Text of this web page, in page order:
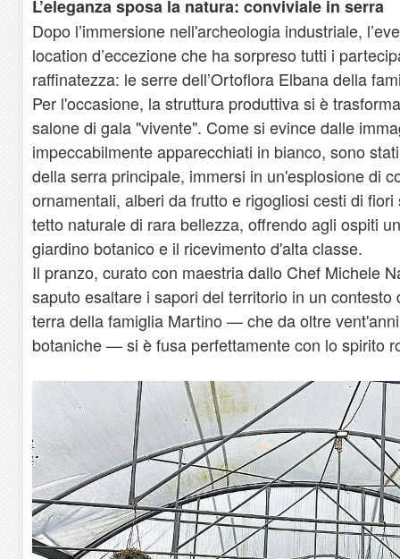
​L’eleganza sposa la natura: conviviale in serra
​Dopo l’immersione nell'archeologia industriale,
location d’eccezione che ha sorpreso tutti i
raffinatezza: le serre dell’Ortoflora Elbana della
​Per l'occasione, la struttura produttiva si è
salone di gala "vivente". Come si evince dalle
impeccabilmente apparecchiati in bianco, sono
della serra principale, immersi in un'esplosione di
ornamentali, alberi da frutto e rigogliosi cesti di
tetto naturale di rara bellezza, offrendo agli ospiti
giardino botanico e il ricevimento d'alta classe.
​Il pranzo, curato con maestria dallo Chef Michele
saputo esaltare i sapori del territorio in un contesto
terra della famiglia Martino — che da oltre
botaniche — si è fusa perfettamente con lo spirito